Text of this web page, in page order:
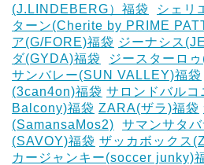
(J.LINDEBERG）福袋
シェリ
ターン(Cherite by PRIME
ア(G/FORE)福袋 ジーナシス
ダ(GYDA)福袋
ジースターロ
サンバレー(SUN VALLEY)福袋
(3can4on)福袋 サロンドバル
Balcony)福袋 ZARA(ザラ)福袋
(SamansaMos2)
サマンサタ
(SAVOY)福袋 ザッカボックス
カージャンキー(soccer junky)